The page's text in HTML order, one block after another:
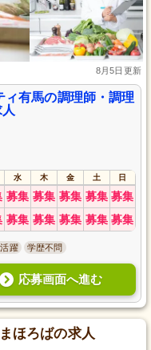
8月5日更新
有馬の調理師・調理
水 木 金 土 日
募集 募集 募集 募集 募集
募集 募集 募集 募集 募集
躍 学歴不問
応募画面へ進む
ほろばの求人